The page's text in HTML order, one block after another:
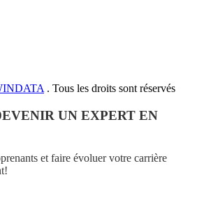
. Tous les droits sont réservés
UN EXPERT EN
et faire évoluer votre carrière